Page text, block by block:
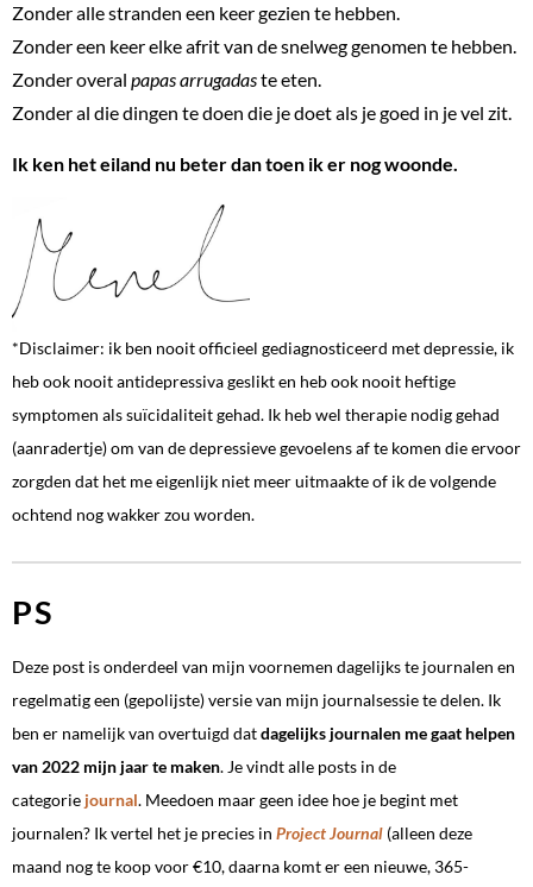
Zonder alle stranden een keer gezien te hebben.
Zonder een keer elke afrit van de snelweg genomen te hebben.
Zonder overal papas arrugadaste eten.
Zonder al die dingen te doen die je doet als je goed in je vel zit.
Ik ken het eiland nu beter dan toen ik er nog woonde.
*Disclaimer: ik ben nooit officieel gediagnosticeerd met depressie, ik
heb ook nooit antidepressiva geslikt en heb ook nooit heftige
symptomen als suïcidaliteit gehad. Ik heb wel therapie nodig gehad
(aanradertje) om van de depressieve gevoelens af te komen die ervoor
zorgden dat het me eigenlijk niet meer uitmaakte of ik de volgende
ochtend nog wakker zou worden.
PS
Deze post is onderdeel van mijn voornemen dagelijks te journalen en
regelmatig een (gepolijste) versie van mijn journalsessie te delen. Ik
ben er namelijk van overtuigd datdagelijks journalen me gaat helpen
van 2022 mijn jaar te maken. Je vindt alle posts in de
categorie journal. Meedoen maar geen idee hoe je begint met
journalen? Ik vertel het je precies in Project Journal (alleen deze
maand nog te koop voor €10, daarna komt er een nieuwe, 365-